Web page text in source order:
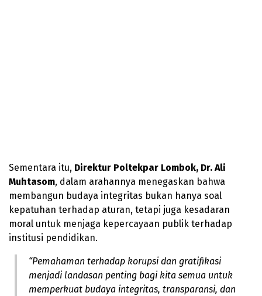
Sementara itu, Direktur Poltekpar Lombok, Dr. Ali
Muhtasom, dalam arahannya menegaskan bahwa
membangun budaya integritas bukan hanya soal
kepatuhan terhadap aturan, tetapi juga kesadaran
moral untuk menjaga kepercayaan publik terhadap
institusi pendidikan.
“Pemahaman terhadap korupsi dan gratifikasi
menjadi landasan penting bagi kita semua untuk
memperkuat budaya integritas, transparansi, dan